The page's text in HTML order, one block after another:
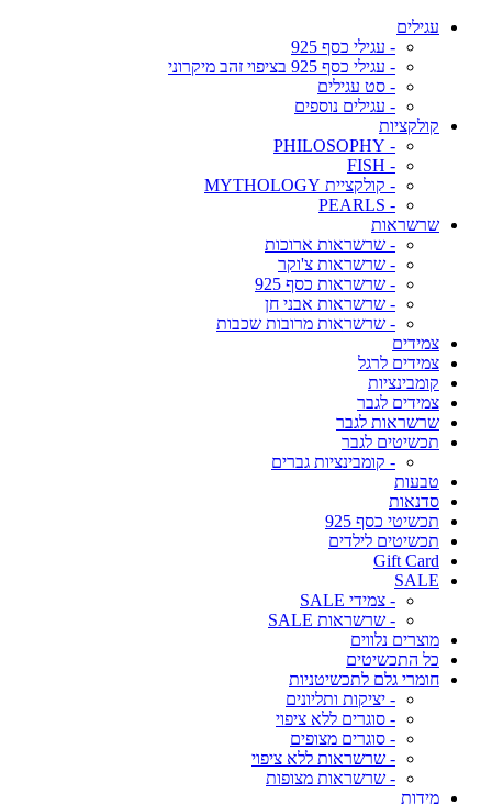
עגילים
- עגילי כסף 925
- עגילי כסף 925 בציפוי זהב מיקרוני
- סט עגילים
- עגילים נוספים
קולקציות
- PHILOSOPHY
- FISH
- קולקציית MYTHOLOGY
- PEARLS
שרשראות
- שרשראות ארוכות
- שרשראות צ'וקר
- שרשראות כסף 925
- שרשראות אבני חן
- שרשראות מרובות שכבות
צמידים
צמידים לרגל
קומבינציות
צמידים לגבר
שרשראות לגבר
תכשיטים לגבר
- קומבינציות גברים
טבעות
סדנאות
תכשיטי כסף 925
תכשיטים לילדים
Gift Card
SALE
- צמידי SALE
- שרשראות SALE
מוצרים נלווים
כל התכשיטים
חומרי גלם לתכשיטניות
- יציקות ותליונים
- סוגרים ללא ציפוי
- סוגרים מצופים
- שרשראות ללא ציפוי
- שרשראות מצופות
מידות